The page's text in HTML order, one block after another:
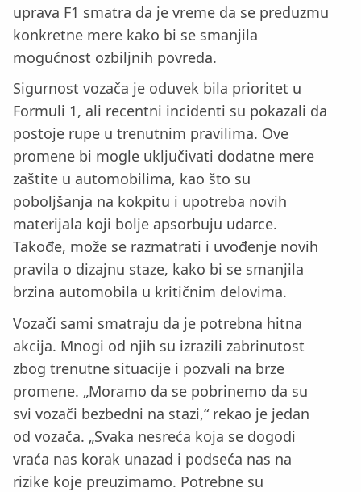
uprava F1 smatra da je vreme da se preduzmu
konkretne mere kako bi se smanjila
mogućnost ozbiljnih povreda.
Sigurnost vozača je oduvek bila prioritet u
Formuli 1, ali recentni incidenti su pokazali da
postoje rupe u trenutnim pravilima. Ove
promene bi mogle uključivati dodatne mere
zaštite u automobilima, kao što su
poboljšanja na kokpitu i upotreba novih
materijala koji bolje apsorbuju udarce.
Takođe, može se razmatrati i uvođenje novih
pravila o dizajnu staze, kako bi se smanjila
brzina automobila u kritičnim delovima.
Vozači sami smatraju da je potrebna hitna
akcija. Mnogi od njih su izrazili zabrinutost
zbog trenutne situacije i pozvali na brze
promene. „Moramo da se pobrinemo da su
svi vozači bezbedni na stazi,“ rekao je jedan
od vozača. „Svaka nesreća koja se dogodi
vraća nas korak unazad i podseća nas na
rizike koje preuzimamo. Potrebne su